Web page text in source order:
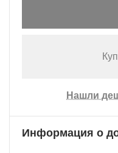
Нашли
Информация о